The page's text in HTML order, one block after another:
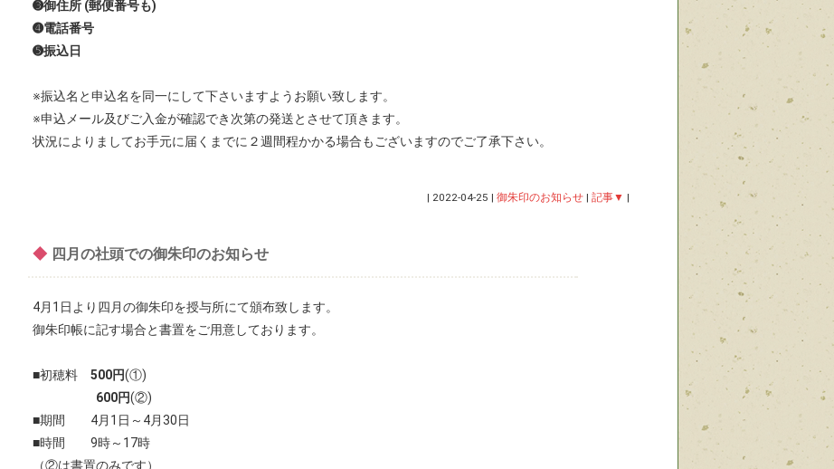
➌御住所 (郵便番号も)
➍電話番号
➎振込日
※振込名と申込名を同一にして下さいますようお願い致します。
※申込メール及びご入金が確認でき次第の発送とさせて頂きます。
状況によりましてお手元に届くまでに２週間程かかる場合もございますのでご了承下さい。
| 2022-04-25 | 御朱印のお知らせ| 記事▼ |
◆ 四月の社頭での御朱印のお知らせ
4月1日より四月の御朱印を授与所にて頒布致します。
御朱印帳に記す場合と書置をご用意しております。
■初穂料500円(①)
600円(②)
■期間 4月1日～4月30日
■時間 9時～17時
（②は書置のみです）